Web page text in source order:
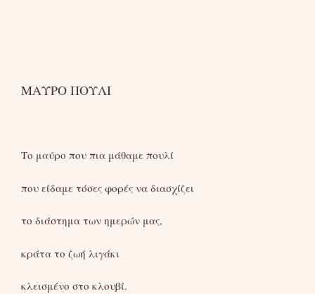
ΜΑΥΡΟ ΠΟΥΛΙ
Το μαύρο που πια μάθαμε πουλί
που είδαμε τόσες φορές να διασχίζει
το διάστημα των ημερών μας,
κράτα το ζωή λιγάκι
κλεισμένο στο κλουβί.